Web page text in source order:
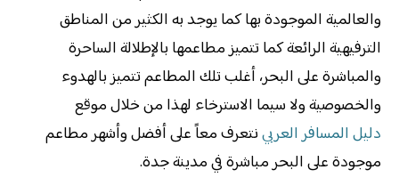
والعالمية الموجودة بها كما يوجد به الكثير من المناطق
الترفيهية الرائعة كما تتميز مطاعمها بالإطلالة الساحرة
والمباشرة على البحر، أغلب تلك المطاعم تتميز بالهدوء
والخصوصية ولا سيما الاسترخاء لهذا من خلال موقع
دليل المسافر العربينتعرف معاً على أفضل وأشهر مطاعم
موجودة على البحر مباشرة في مدينة جدة.